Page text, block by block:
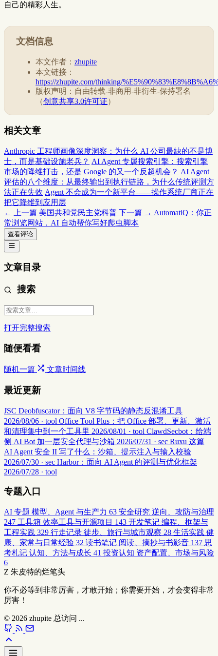
自己的精彩人生。
文档信息
本文作者： zhupite
本文链接：
https://zhupite.com/thinking/
版权声明：自由转载-非商用-非衍生-保持署名
（创意共享3.0许可证）
相关文章
Anthropic 工程师画像深度洞察：为什么 AI 公司最缺的不是博
士，而是基础设施老兵？ AI Agent 专属搜索引擎：搜索引擎
市场的降维打击，还是 Google 的又一个反超机会？ AI Agent
评估的八个维度：从最终输出到执行链路，为什么传统评测方
法正在失效 Agent 不会成为一个新平台——操作系统厂商正在
把它降维到应用层
← 上一篇 美国共和党民主党科普 下一篇 → AutomatiQ：你正
常浏览网站，AI 自动帮你写好爬虫脚本
查看评论
文章目录
搜索
打开完整搜索
随便看看
随机一篇 文章时间线
最近更新
JSC Deobfuscator：面向 V8 字节码的静态反混淆工具
2026/08/06 · tool Office Tool Plus：把 Office 部署、更新、激活
和清理集中到一个工具里 2026/08/01 · tool ClawdSecbot：给端
侧 AI Bot 加一层安全代理与沙箱 2026/07/31 · sec Ruxu 这篇
AI Agent 安全 II 写了什么：沙箱、提示注入与输入校验
2026/07/30 · sec Harbor：面向 AI Agent 的评测与优化框架
2026/07/28 · tool
专题入口
AI 专题 模型、Agent 与生产力 63 安全研究 逆向、攻防与治理
247 工具箱 效率工具与开源项目 143 开发笔记 编程、框架与
工程实践 329 行走记录 徒步、旅行与城市观察 28 生活实践 健
康、家常与日常经验 32 读书笔记 阅读、摘抄与书影音 137 思
考札记 认知、方法与成长 41 投资认知 资产配置、市场与风险
6
Z 朱皮特的烂笔头
你不必等到非常厉害，才敢开始；你需要开始，才会变得非常
厉害！
© 2026 zhupite 总访问 ...